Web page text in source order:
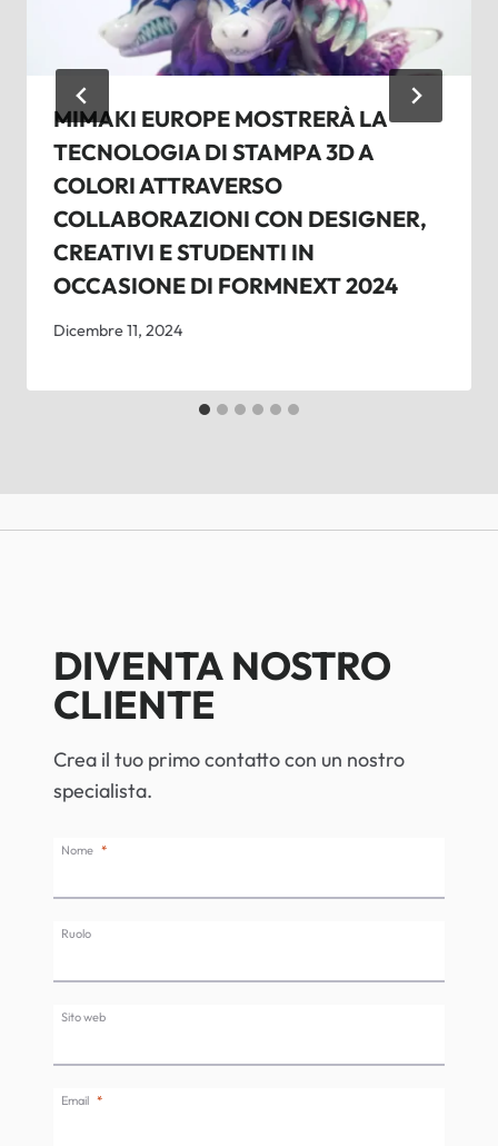
MIMAKI EUROPE MOSTRERÀ LA
TECNOLOGIA DI STAMPA 3D A
COLORI ATTRAVERSO
COLLABORAZIONI CON DESIGNER,
CREATIVI E STUDENTI IN
OCCASIONE DI FORMNEXT 2024
Dicembre 11, 2024
DIVENTA NOSTRO
CLIENTE
Crea il tuo primo contatto con un nostro
specialista.
Nome
Ruolo
Sito web
Email